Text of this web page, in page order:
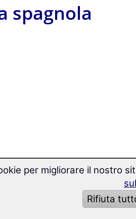
spagnola
per migliorare il nostro
Rifiuta